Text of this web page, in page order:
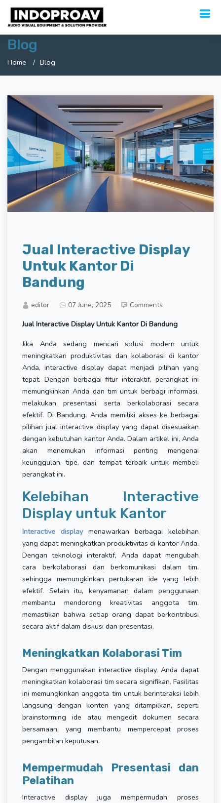
Blog
Home Blog
Jual Interactive Display
Untuk Kantor Di
Bandung
editor 07 June, 2025 Comments
Jual Interactive Display Untuk Kantor Di Bandung
Jika Anda sedang mencari solusi modern untuk
meningkatkan produktivitas dan kolaborasi di kantor
Anda, interactive display dapat menjadi pilihan yang
tepat. Dengan berbagai fitur interaktif, perangkat ini
memungkinkan Anda dan tim untuk berbagi informasi,
melakukan presentasi, serta berkolaborasi secara
efektif. Di Bandung, Anda memiliki akses ke berbagai
pilihan jual interactive display yang dapat disesuaikan
dengan kebutuhan kantor Anda. Dalam artikel ini, Anda
akan menemukan informasi penting mengenai
keunggulan, tipe, dan tempat terbaik untuk membeli
perangkat ini.
Kelebihan Interactive
Display untuk Kantor
Interactive displaymenawarkan berbagai kelebihan
yang dapat meningkatkan produktivitas di kantor Anda.
Dengan teknologi interaktif, Anda dapat mengubah
cara berkolaborasi dan berkomunikasi dalam tim,
sehingga memungkinkan pertukaran ide yang lebih
efektif. Selain itu, kenyamanan dalam penggunaan
membantu mendorong kreativitas anggota tim,
memastikan bahwa setiap orang dapat berkontribusi
secara aktif dalam diskusi dan presentasi.
Meningkatkan Kolaborasi Tim
Dengan menggunakan interactive display, Anda dapat
meningkatkan kolaborasi tim secara signifikan. Fasilitas
ini memungkinkan anggota tim untuk berinteraksi lebih
langsung dengan konten yang ditampilkan, seperti
brainstorming ide atau mengedit dokumen secara
bersamaan, yang membantu mempercepat proses
pengambilan keputusan.
Mempermudah Presentasi dan
Pelatihan
Interactive display juga mempermudah proses